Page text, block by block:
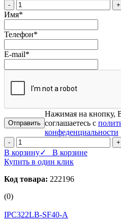
- +
Имя*
Телефон*
E-mail*
Нажимая на кнопку,
соглашаетесь с
конфеденциальности
- +
В корзину✓ В корзине
Купить в один клик
Код товара: 222196
(0)
IPC322LB-SF40-A